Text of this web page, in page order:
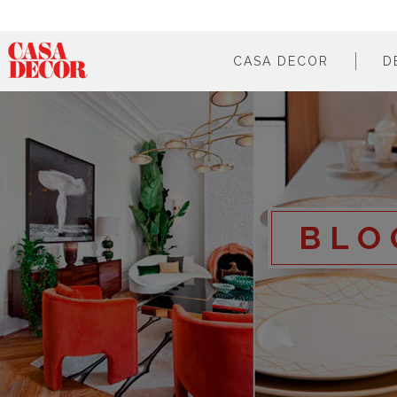
CASA DECOR
en cifras
cómo participar
en los medios